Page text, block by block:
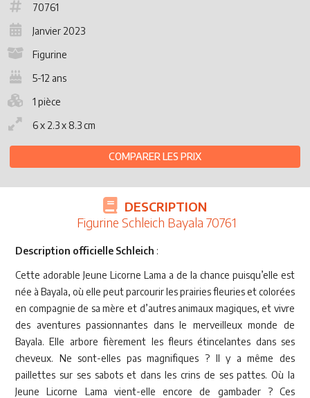
70761
Janvier 2023
Figurine
5-12 ans
1 pièce
6 x 2.3 x 8.3 cm
COMPARER LES PRIX
DESCRIPTION
Figurine Schleich Bayala 70761
Description officielle Schleich :
Cette adorable Jeune Licorne Lama a de la chance puisqu’elle est
née à Bayala, où elle peut parcourir les prairies fleuries et colorées
en compagnie de sa mère et d’autres animaux magiques, et vivre
des aventures passionnantes dans le merveilleux monde de
Bayala. Elle arbore fièrement les fleurs étincelantes dans ses
cheveux. Ne sont-elles pas magnifiques ? Il y a même des
paillettes sur ses sabots et dans les crins de ses pattes. Où la
Jeune Licorne Lama vient-elle encore de gambader ? Ces